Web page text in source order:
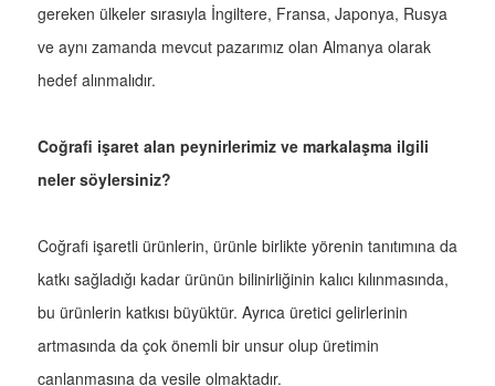
gereken ülkeler sırasıyla İngiltere, Fransa, Japonya, Rusya
ve aynı zamanda mevcut pazarımız olan Almanya olarak
hedef alınmalıdır.
Coğrafi işaret alan peynirlerimiz ve markalaşma ilgili
neler söylersiniz?
Coğrafi işaretli ürünlerin, ürünle birlikte yörenin tanıtımına da
katkı sağladığı kadar ürünün bilinirliğinin kalıcı kılınmasında,
bu ürünlerin katkısı büyüktür. Ayrıca üretici gelirlerinin
artmasında da çok önemli bir unsur olup üretimin
canlanmasına da vesile olmaktadır.